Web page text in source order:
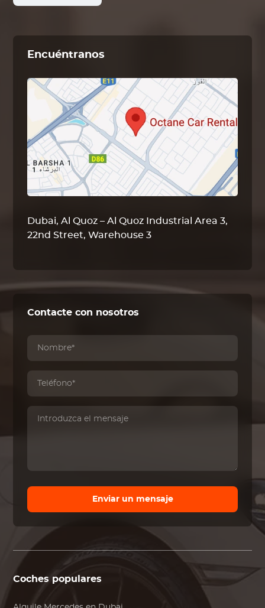
Encuéntranos
Dubai, Al Quoz – Al Quoz Industrial Area 3,
22nd Street, Warehouse 3
Contacte con nosotros
Enviar un mensaje
Coches populares